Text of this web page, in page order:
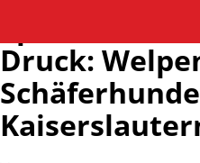
Druck: